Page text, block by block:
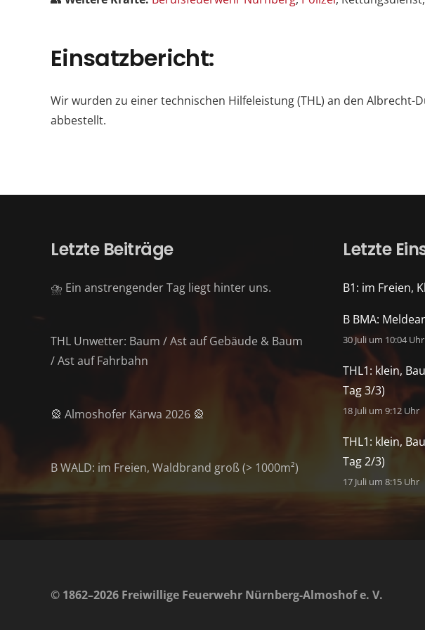
Einsatzbericht:
Wir wurden zu einer technischen Hilfeleistung (THL) an den
abbestellt.
Letzte Beiträge
⛈️ Ein anstrengender Tag liegt hinter uns.
THL Unwetter: Baum / Ast auf Gebäude & Baum
/ Ast auf Fahrbahn
🎡 Almoshofer Kärwa 2026 🎡
B WALD: im Freien, Waldbrand groß (> 1000m²)
Letzte
B1: im Freien,
B BMA:
30 Juli um 10:04 Uhr
THL1: klein,
Tag 3/3)
18 Juli um 9:12 Uhr
THL1: klein,
Tag 2/3)
17 Juli um 8:15 Uhr
© 1862–2026 Freiwillige Feuerwehr Nürnberg-Almoshof e. V.